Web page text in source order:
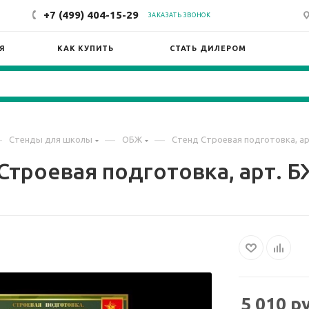
+7 (499) 404-15-29 ЗАКАЗАТЬ ЗВОНОК
КАК КУПИТЬ СТАТЬ ДИЛЕРОМ
Стенды для школы — ОБЖ — Стенд Строевая подготовка,
подготовка, арт.
5 010